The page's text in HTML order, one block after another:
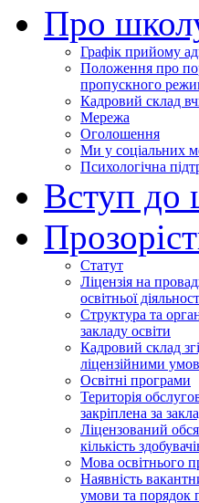
Про
Графік прийому
Положення про
пропускного
Кадровий склад
Мережа
Оголошення
Ми у соціальних
Психологічна
Вступ до
Статут
Ліцензія на
освітньої
Структура та
закладу освіти
Кадровий склад
ліцензійними
Освітні програми
Територія
закріплена за
Ліцензований
кількість
Мова освітнього
Наявність
умови та порядок